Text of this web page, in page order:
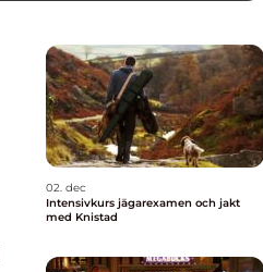
02. dec
Intensivkurs jägarexamen och jakt
med Knistad